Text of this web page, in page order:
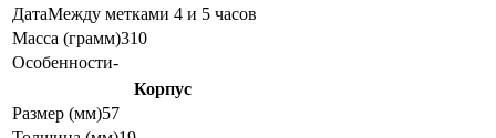
ДатаМежду метками 4 и 5 часов
Масса (грамм)310
Особенности-
Корпус
Размер (мм)57